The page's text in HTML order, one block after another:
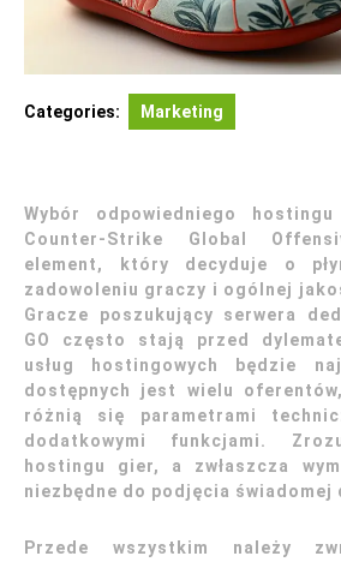
Categories: Marketing
Wybór odpowiedniego
Counter-Strike Global
element, który decyduje o
zadowoleniu graczy i ogólnej
Gracze poszukujący serwera
GO często stają przed
usług hostingowych będzie
dostępnych jest wielu
różnią się parametrami
dodatkowymi funkcjami.
hostingu gier, a zwłaszcza
niezbędne do podjęcia świadomej
Przede wszystkim należy